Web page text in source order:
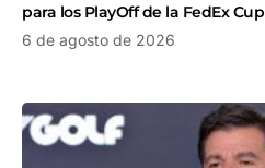
para los PlayOff de la FedEx Cup
6 de agosto de 2026